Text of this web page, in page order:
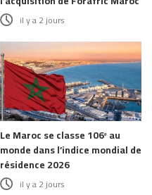
il y a 2 jours
Le Maroc se classe 106ᵉ au
monde dans l’indice mondial de
résidence 2026
il y a 2 jours